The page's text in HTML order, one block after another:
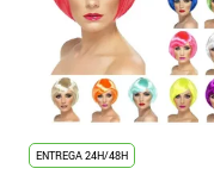
ENTREGA 24H/48H